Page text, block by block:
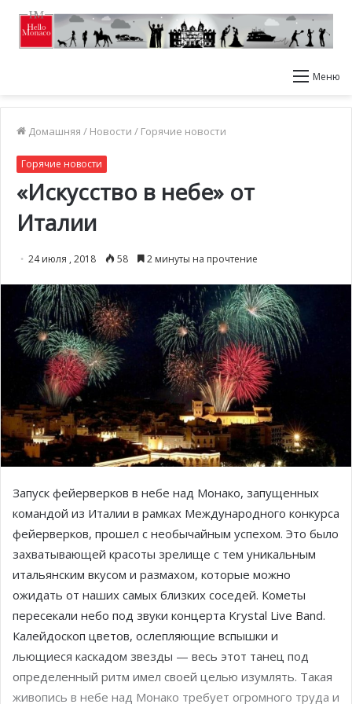
Меню
Домашняя / Новости / Горячие новости
Горячие новости
«Искусство в небе» от
Италии
24 июля , 2018 58 2 минуты на прочтение
Запуск фейерверков в небе над Монако, запущенных
командой из Италии в рамках Международного конкурса
фейерверков, прошел с необычайным успехом. Это было
захватывающей красоты зрелище с тем уникальным
итальянским вкусом и размахом, которые можно
ожидать от наших самых близких соседей. Кометы
пересекали небо под звуки концерта Krystal Live Band.
Калейдоскоп цветов, ослепляющие вспышки и
льющиеся каскадом звезды — весь этот танец под
определенный ритм имел своей целью изумлять. Такая
живопись в небе над Монако требует огромного труда и